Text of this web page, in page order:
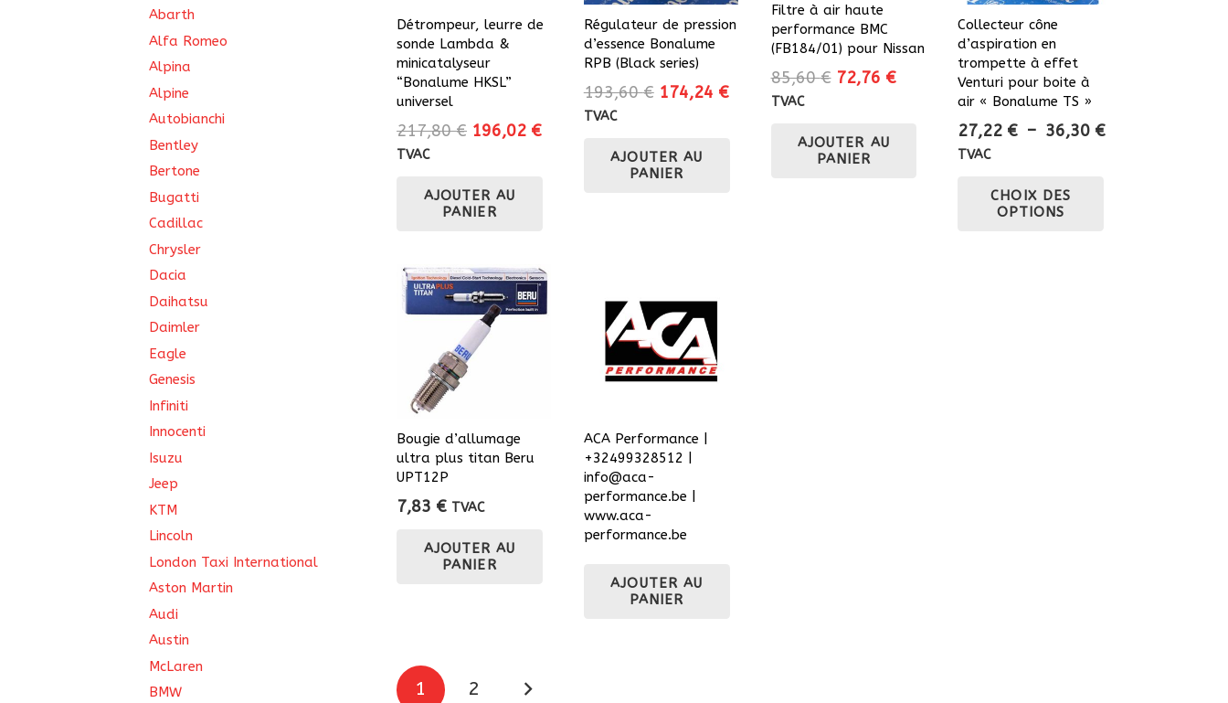
Détrompeur, leurre de
sonde Lambda &
minicatalyseur
“Bonalume HKSL”
universel
217,80€ Le
était :
217,80 €.
196,02 €Le
TVAC
AJOUTER AU
PANIER
Régulateur de pression
d’essence Bonalume
RPB (Black series)
193,60€ Le
était :
193,60 €.
174,24 €Le
TVAC
AJOUTER AU
PANIER
Filtre à air haute
performance BMC
(FB184/01) pour Nissan
85,60€ Le
était :
85,60 €.
72,76 €Le
TVAC
AJOUTER AU
PANIER
Collecteur cône
d’aspiration en
trompette à effet
Venturi pour boite à
air « Bonalume TS »
27,22 € – 36,30 €Plage
TVAC
CHOIX DES
OPTIONS
Bougie d’allumage
ultra plus titan Beru
UPT12P
7,83 € TVAC
AJOUTER AU
PANIER
ACA Performance |
+32499328512 |
info@aca-
performance.be |
www.aca-
performance.be
AJOUTER AU
PANIER
Pagination
1 2
Abarth
Alfa Romeo
Alpina
Alpine
Autobianchi
Bentley
Bertone
Bugatti
Cadillac
Chrysler
Dacia
Daihatsu
Daimler
Eagle
Genesis
Infiniti
Innocenti
Isuzu
Jeep
KTM
Lincoln
London Taxi International
Aston Martin
Audi
Austin
McLaren
BMW